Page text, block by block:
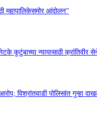
महापालिकेसमोर आंदोलन”
कुटुंबाच्या न्यायासाठी क्रांतिवीर
विश्रांतवाडी पोलिसांत गुन्हा